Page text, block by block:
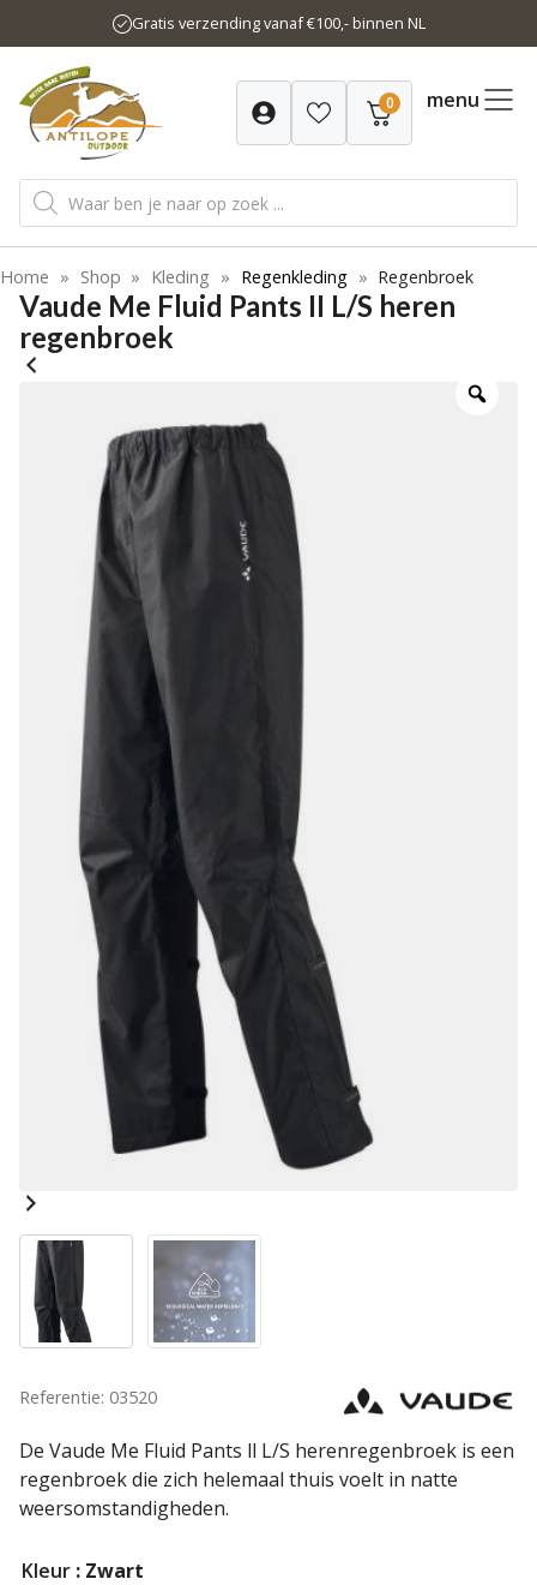
naar
inhoud
Gratis verzending vanaf €100,- binnen NL
0 menu
Producten
zoeken
Home » Shop » Kleding » Regenkleding » Regenbroek
Vaude Me Fluid Pants II L/S heren
regenbroek
Referentie: 03520
De Vaude Me Fluid Pants ll L/S herenregenbroek is een
regenbroek die zich helemaal thuis voelt in natte
weersomstandigheden.
Kleur : Zwart